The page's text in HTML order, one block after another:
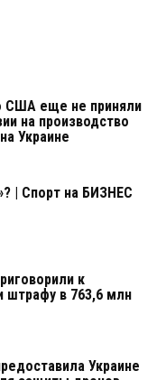
США еще не приняли
на производство
Украине
| Спорт на БИЗНЕС
к
штрафу в 763,6 млн
Украине